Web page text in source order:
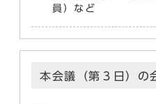
員）など
本会議（第３日）の